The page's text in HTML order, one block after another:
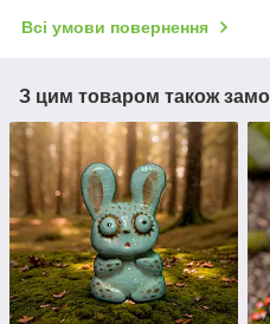
Всі умови повернення
З цим товаром також